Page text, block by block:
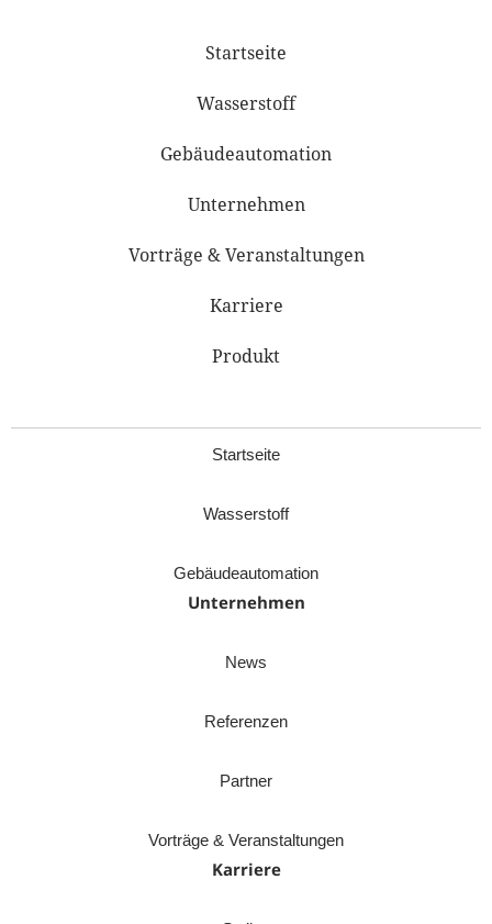
Startseite
Wasserstoff
Gebäudeautomation
Unternehmen
Vorträge & Veranstaltungen
Karriere
Produkt
Startseite
Wasserstoff
Gebäudeautomation
Unternehmen
News
Referenzen
Partner
Vorträge & Veranstaltungen
Karriere